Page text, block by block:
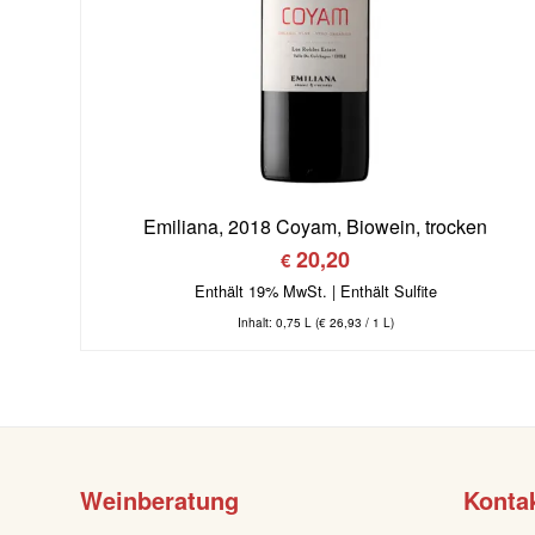
Emiliana, 2018 Coyam, Biowein, trocken
€ 20,20
Enthält 19% MwSt.
Inhalt: 0,75 L (€26,93 / 1 L)
Weinberatung